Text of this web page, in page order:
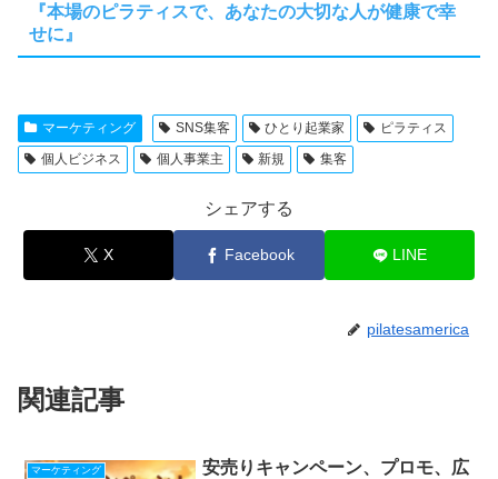
『本場のピラティスで、あなたの大切な人が健康で幸
せに』
マーケティング SNS集客 ひとり起業家
ピラティス
個人ビジネス
個人事業主 新規 集客
シェアする
X Facebook LINE
pilatesamerica
関連記事
マーケティング
安売りキャンペーン、プロモ、広